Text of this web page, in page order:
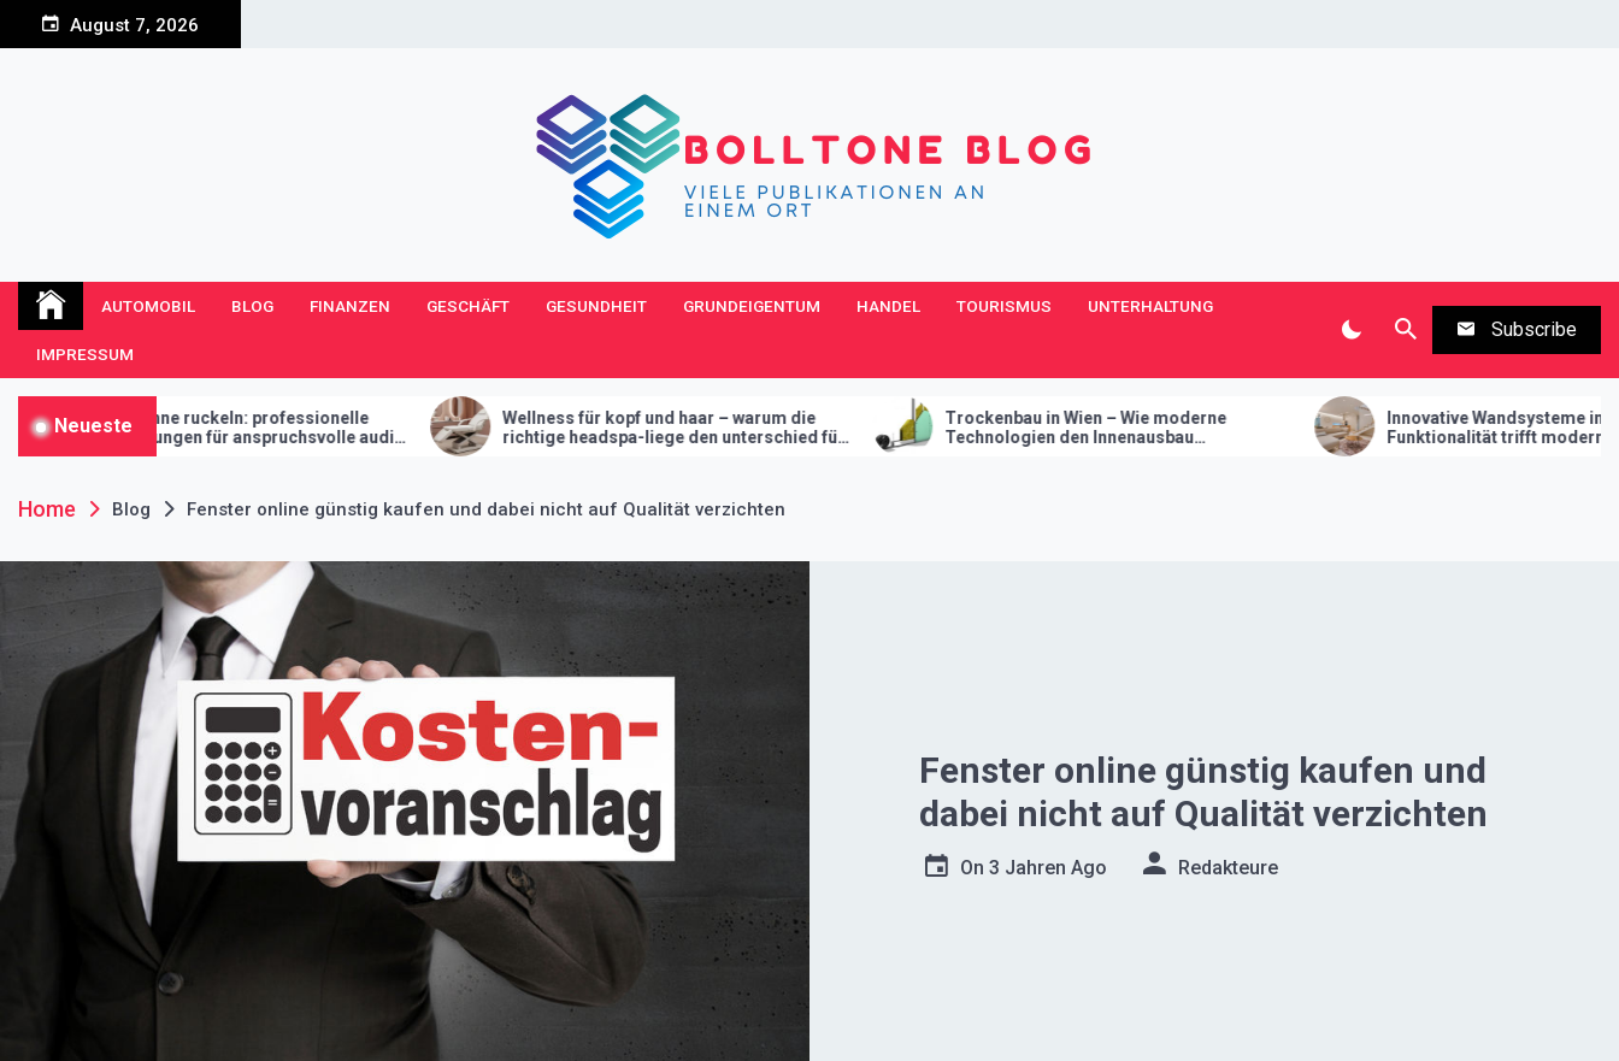
August 7, 2026
Bolltone Blog
AUTOMOBIL BLOG FINANZEN GESCHÄFT GESUNDHEIT GRUNDEIGENTUM HANDEL TOURISMUS UNTERHALTUNG
IMPRESSUM
Subscribe
Neueste
ruckeln: professionelle
für anspruchsvolle audi-
Wellness für kopf und haar – warum die
richtige headspa-liege den unterschied für
ihr studio macht
Trockenbau in Wien – Wie moderne
Technologien den Innenausbau
revolutionieren
Innovative Wandsysteme im Trockenbau –
Funktionalität trifft modernes Design
Home Blog Fenster online günstig kaufen und dabei nicht auf Qualität verzichten
Fenster online günstig kaufen und
dabei nicht auf Qualität verzichten
On3 Jahren Ago Redakteure